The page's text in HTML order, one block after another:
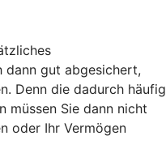
dann gut abgesichert,
Denn die dadurch häufig
müssen Sie dann nicht
oder Ihr Vermögen